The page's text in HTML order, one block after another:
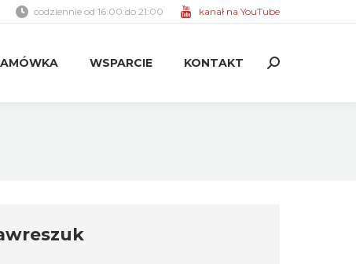
codziennie od 16:00 do 21:00 kanał na YouTube
WSPARCIE KONTAKT Search: